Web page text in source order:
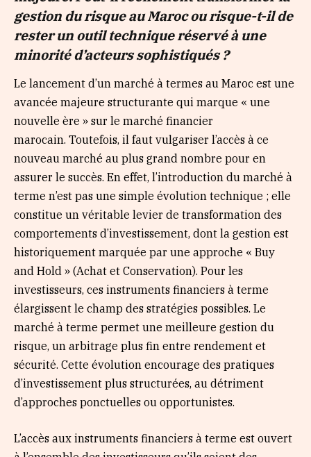
gestion du risque au Maroc ou risque-t-il de
rester un outil technique réservé à une
minorité d’acteurs sophistiqués ?
Le lancement d’un marché à termes au Maroc est une
avancée majeure structurante qui marque « une
nouvelle ère » sur le marché financier
marocain. Toutefois, il faut vulgariser l’accès à ce
nouveau marché au plus grand nombre pour en
assurer le succès. En effet, l’introduction du marché à
terme n’est pas une simple évolution technique ; elle
constitue un véritable levier de transformation des
comportements d’investissement, dont la gestion est
historiquement marquée par une approche « Buy
and Hold » (Achat et Conservation). Pour les
investisseurs, ces instruments financiers à terme
élargissent le champ des stratégies possibles. Le
marché à terme permet une meilleure gestion du
risque, un arbitrage plus fin entre rendement et
sécurité. Cette évolution encourage des pratiques
d’investissement plus structurées, au détriment
d’approches ponctuelles ou opportunistes.
L’accès aux instruments financiers à terme est ouvert